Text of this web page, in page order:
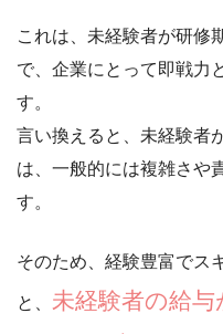
これは、未経験者が研修
で、企業にとって即戦力
す。
言い換えると、未経験者
は、一般的には複雑さや
す。
そのため、経験豊富でス
と、 未経験者の給